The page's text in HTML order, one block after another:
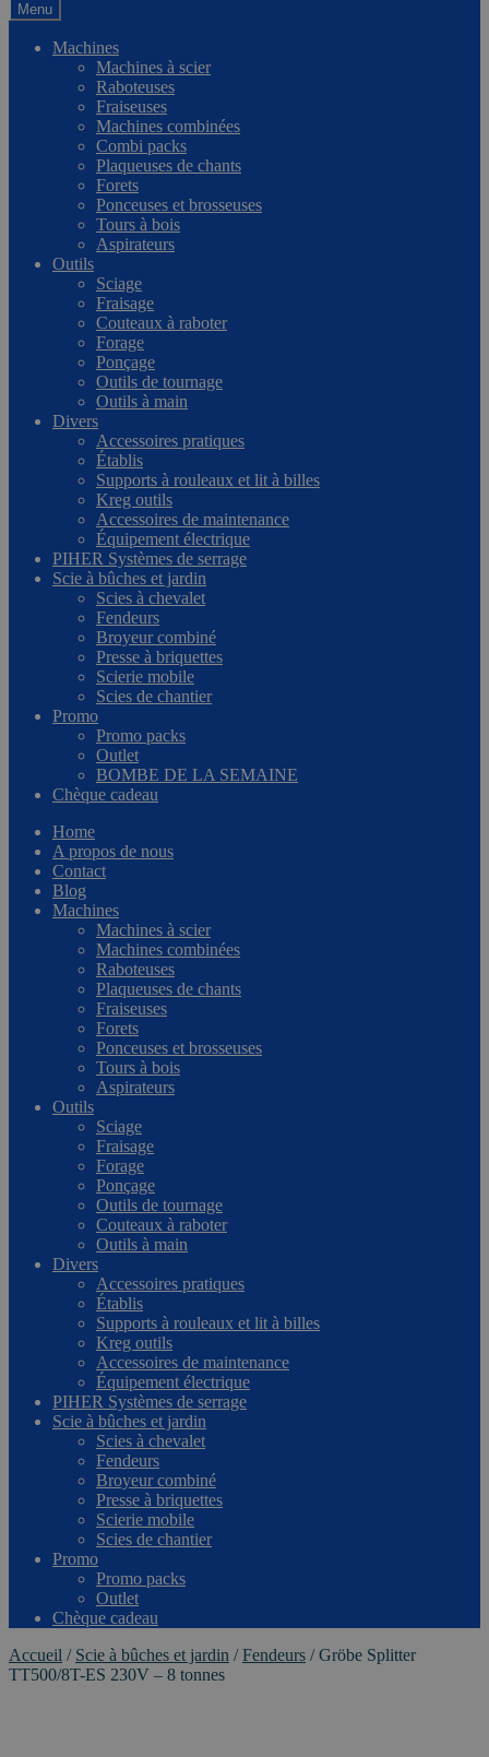
Menu
Machines
Machines à scier
Raboteuses
Fraiseuses
Machines combinées
Combi packs
Plaqueuses de chants
Forets
Ponceuses et brosseuses
Tours à bois
Aspirateurs
Outils
Sciage
Fraisage
Couteaux à raboter
Forage
Ponçage
Outils de tournage
Outils à main
Divers
Accessoires pratiques
Établis
Supports à rouleaux et lit à billes
Kreg outils
Accessoires de maintenance
Équipement électrique
PIHER Systèmes de serrage
Scie à bûches et jardin
Scies à chevalet
Fendeurs
Broyeur combiné
Presse à briquettes
Scierie mobile
Scies de chantier
Promo
Promo packs
Outlet
BOMBE DE LA SEMAINE
Chèque cadeau
Home
A propos de nous
Contact
Blog
Machines
Machines à scier
Machines combinées
Raboteuses
Plaqueuses de chants
Fraiseuses
Forets
Ponceuses et brosseuses
Tours à bois
Aspirateurs
Outils
Sciage
Fraisage
Forage
Ponçage
Outils de tournage
Couteaux à raboter
Outils à main
Divers
Accessoires pratiques
Établis
Supports à rouleaux et lit à billes
Kreg outils
Accessoires de maintenance
Équipement électrique
PIHER Systèmes de serrage
Scie à bûches et jardin
Scies à chevalet
Fendeurs
Broyeur combiné
Presse à briquettes
Scierie mobile
Scies de chantier
Promo
Promo packs
Outlet
Chèque cadeau
Accueil / Scie à bûches et jardin /Fendeurs /Gröbe Splitter
TT500/8T-ES 230V – 8 tonnes